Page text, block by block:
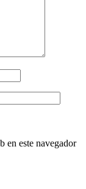
en este navegador